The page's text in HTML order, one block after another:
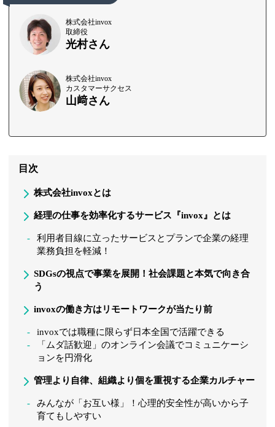
株式会社invox
取締役
光村さん
株式会社invox
カスタマーサクセス
山﨑さん
目次
株式会社invoxとは
経理の仕事を効率化するサービス『invox』とは
利用者目線に立ったサービスとプランで企業の経理
業務負担を軽減！
SDGsの視点で事業を展開！社会課題と本気で向き合
う
invoxの働き方はリモートワークが当たり前
invoxでは職種に限らず日本全国で活躍できる
「ムダ話歓迎」のオンライン会議でコミュニケーシ
ョンを円滑化
管理より自律、組織より個を重視する企業カルチャー
みんなが「お互い様」！心理的安全性が高いから子
育てもしやすい